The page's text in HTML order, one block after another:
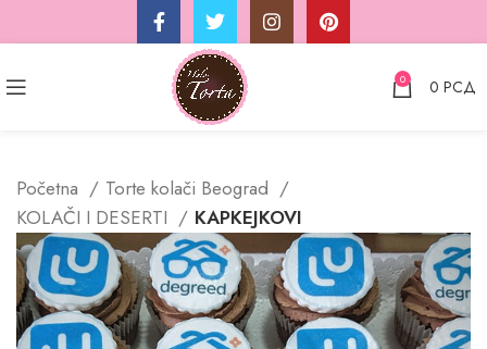
0 0 РСД
Početna
Torte kolači Beograd
KOLAČI I DESERTI
KAPKEJKOVI